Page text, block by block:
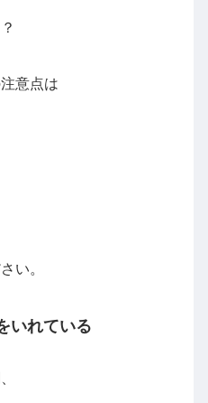
意点は
い。
いれている